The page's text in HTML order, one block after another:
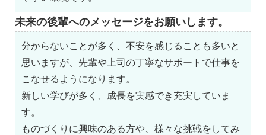
未来の後輩へのメッセージをお願いします。
分からないことが多く、不安を感じることも多いと
思いますが、先輩や上司の丁寧なサポートで仕事を
こなせるようになります。
新しい学びが多く、成長を実感でき充実していま
す。
ものづくりに興味のある方や、様々な挑戦をしてみ